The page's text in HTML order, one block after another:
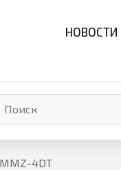
НОВОСТИ
4DT